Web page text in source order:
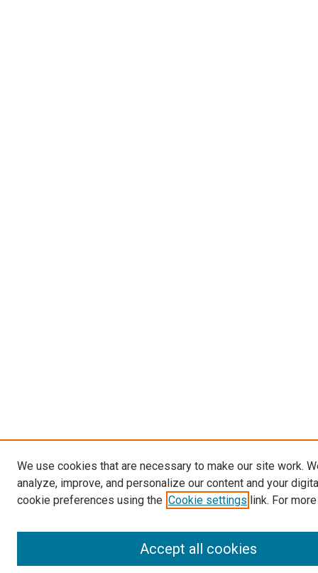
We use cookies that are necessary to make our site work.
analyze, improve, and personalize our content and your
cookie preferences using the Cookie settings link. For
Accept all cookies